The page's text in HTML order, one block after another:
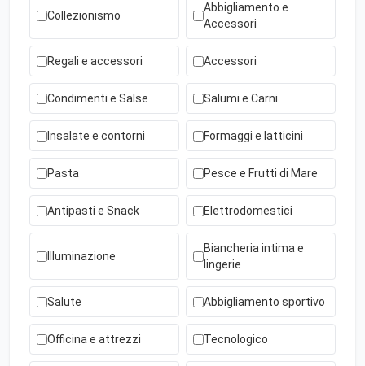
Collezionismo
Abbigliamento e
Accessori
Regali e accessori Accessori
Condimenti e Salse Salumi e Carni
Insalate e contorni Formaggi e latticini
Pasta Pesce e Frutti di Mare
Antipasti e Snack Elettrodomestici
Illuminazione
Biancheria intima e
lingerie
Salute Abbigliamento sportivo
Officina e attrezzi Tecnologico